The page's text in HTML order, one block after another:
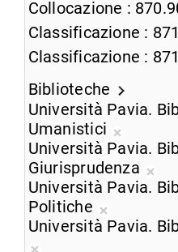
Collocazione
Classificazione
Classificazione
Biblioteche
Università Pavia.
Umanistici
Rimuovi
dalla
ricerca
Università Pavia.
Giurisprudenza
Università Pavia.
Politiche
Rimuovi
Università Pavia.